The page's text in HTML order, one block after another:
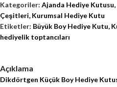
Kategoriler: Ajanda Hediye Kutusu,
Çeşitleri, Kurumsal Hediye Kutu
Etiketler: Büyük Boy Hediye Kutu,
hediyelik toptancıları
Açıklama
Dikdörtgen Küçük Boy Hediye